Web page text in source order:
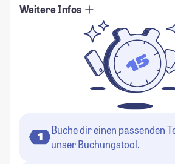
Weitere Infos
1
Buche dir einen passenden
unser Buchungstool.